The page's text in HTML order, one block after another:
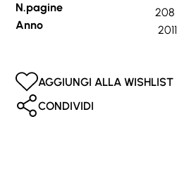
N.pagine
208
Anno
2011
AGGIUNGI ALLA WISHLIST
CONDIVIDI